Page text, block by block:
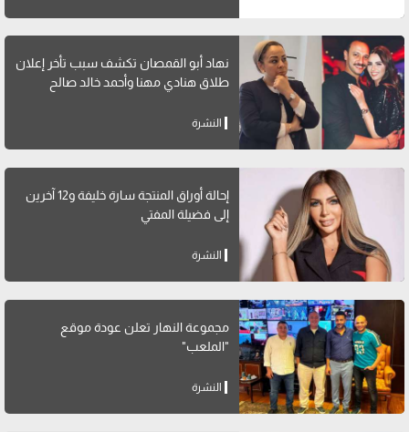
نهاد أبو القمصان تكشف سبب تأخر إعلان
طلاق هنادي مهنا وأحمد خالد صالح
النشرة
إحالة أوراق المنتجة سارة خليفة و12 آخرين
إلى فضيلة المفتي
النشرة
مجموعة النهار تعلن عودة موقع
"الملعب"
النشرة